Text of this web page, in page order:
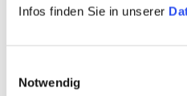
Infos finden Sie in unserer
Notwendig
Maxim origin
Weingut Geschwister